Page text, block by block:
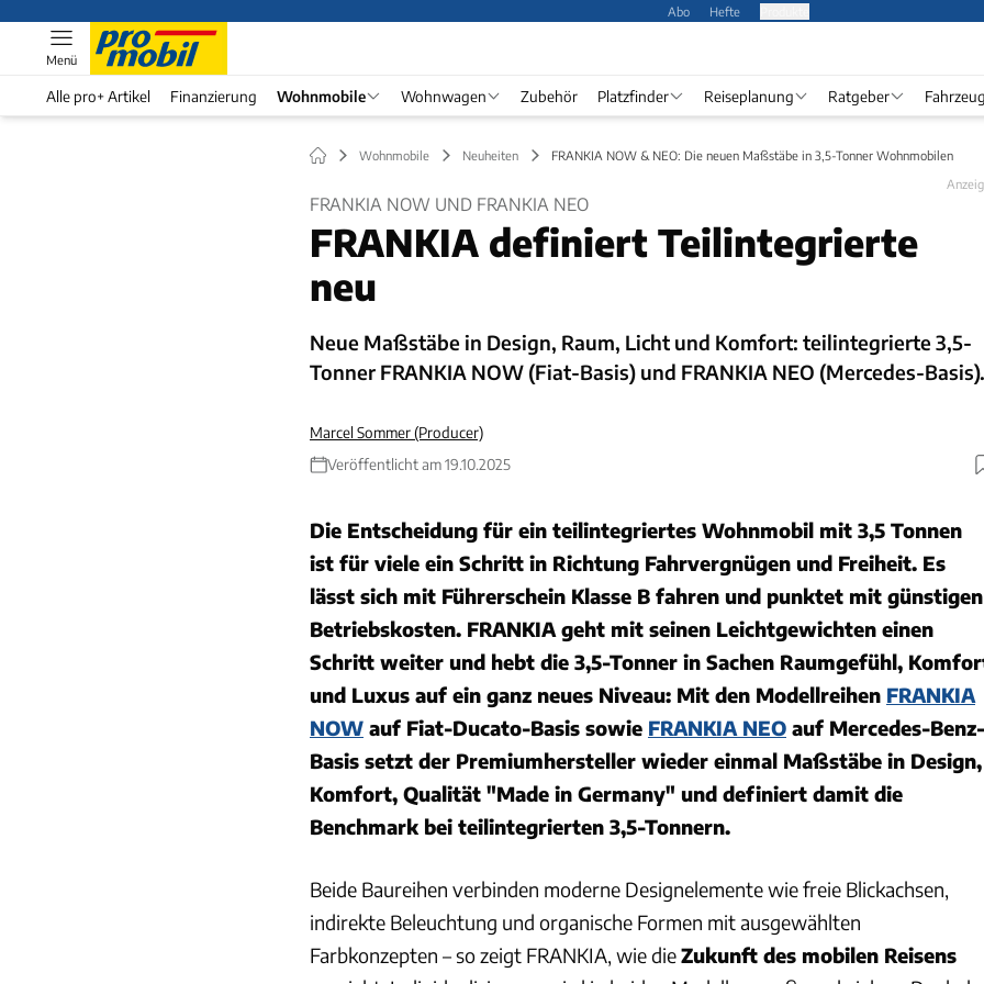
Abo Hefte
Menü
Alle pro+ Artikel Finanzierung Wohnmobile Wohnwagen Zubehör Platzfinder Reiseplanung Ratgeber
Wohnmobile Neuheiten
FRANKIA NOW & NEO: Die neuen Maßstäbe in 3,5-Tonner Wohnmobilen
FRANKIA NOW UND FRANKIA NEO
FRANKIA definiert Teilintegrierte
neu
Neue Maßstäbe in Design, Raum, Licht und Komfort: teilintegrierte 3,5-
Tonner FRANKIA NOW (Fiat-Basis) und FRANKIA NEO (Mercedes-Basis).
Marcel Sommer (Producer)
Veröffentlicht am 19.10.2025
Die Entscheidung für ein teilintegriertes Wohnmobil mit 3,5 Tonnen
ist für viele ein Schritt in Richtung Fahrvergnügen und Freiheit. Es
lässt sich mit Führerschein Klasse B fahren und punktet mit günstigen
Betriebskosten. FRANKIA geht mit seinen Leichtgewichten einen
Schritt weiter und hebt die 3,5-Tonner in Sachen Raumgefühl,
und Luxus auf ein ganz neues Niveau: Mit den Modellreihen FRANKIA
NOW auf Fiat-Ducato-Basis sowie FRANKIA NEO auf Mercedes-Benz-
Basis setzt der Premiumhersteller wieder einmal Maßstäbe in Design,
Komfort, Qualität "Made in Germany" und definiert damit die
Benchmark bei teilintegrierten 3,5-Tonnern.
Beide Baureihen verbinden moderne Designelemente wie freie Blickachsen,
indirekte Beleuchtung und organische Formen mit ausgewählten
Farbkonzepten – so zeigt FRANKIA, wie dieZukunft des mobilen Reisens